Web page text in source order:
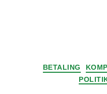
BETALING